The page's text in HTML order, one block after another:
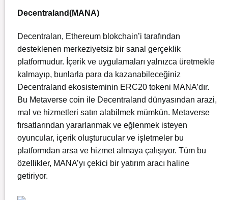
Decentraland(MANA)
Decentralan, Ethereum blokchain’i tarafından
desteklenen merkeziyetsiz bir sanal gerçeklik
platformudur. İçerik ve uygulamaları yalnızca üretmekle
kalmayıp, bunlarla para da kazanabileceğiniz
Decentraland ekosisteminin ERC20 tokeni MANA’dır.
Bu Metaverse coin ile Decentraland dünyasından arazi,
mal ve hizmetleri satın alabilmek mümkün. Metaverse
fırsatlarından yararlanmak ve eğlenmek isteyen
oyuncular, içerik oluşturucular ve işletmeler bu
platformdan arsa ve hizmet almaya çalışıyor. Tüm bu
özellikler, MANA’yı çekici bir yatırım aracı haline
getiriyor.